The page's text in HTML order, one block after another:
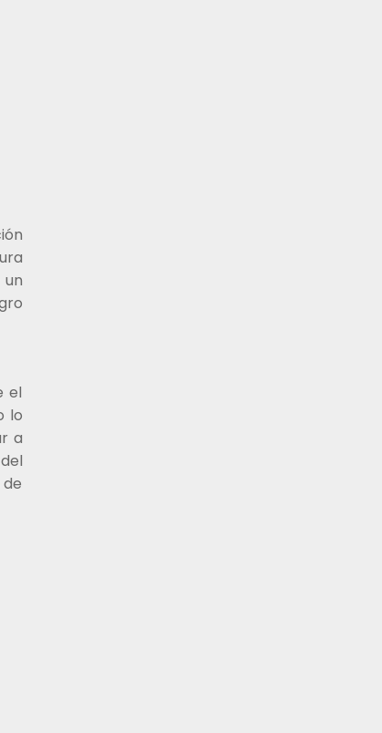
el
lo
a